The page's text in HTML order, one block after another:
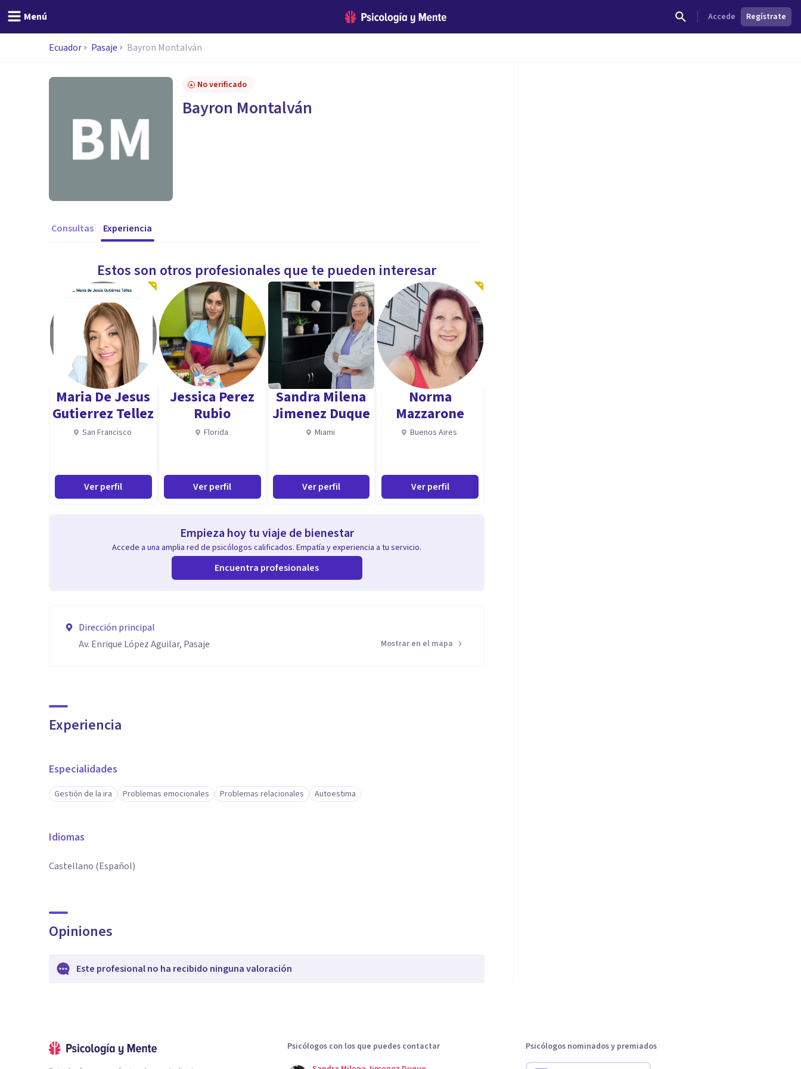
Menú Accede Regístrate
Ecuador Pasaje Bayron Montalván
No verificado
Bayron Montalván
Consultas Experiencia
Estos son otros profesionales que te pueden interesar
Maria De Jesus
Gutierrez Tellez
San Francisco
Ver perfil
Jessica Perez
Rubio
Florida
Ver perfil
Sandra Milena
Jimenez Duque
Miami
Ver perfil
Norma
Mazzarone
Buenos Aires
Ver perfil
Empieza hoy tu viaje de bienestar
Accede a una amplia red de psicólogos calificados. Empatía y experiencia a tu servicio.
Encuentra profesionales
Dirección principal
Av. Enrique López Aguilar, Pasaje
Mostrar en el mapa
Experiencia
Especialidades
Gestión de la ira Problemas emocionales Problemas relacionales Autoestima
Idiomas
Castellano (Español)
Opiniones
Este profesional no ha recibido ninguna valoración
Psicólogos con los que puedes contactar
Psicólogos nominados y premiados